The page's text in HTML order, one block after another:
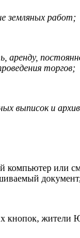
земляных работ;
торгов;
выписок и
компьютер или
жители